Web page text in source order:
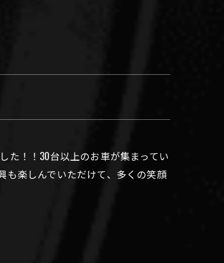
した！！30台以上のお車が集まってい
も楽しんでいただけて、多くの笑顔